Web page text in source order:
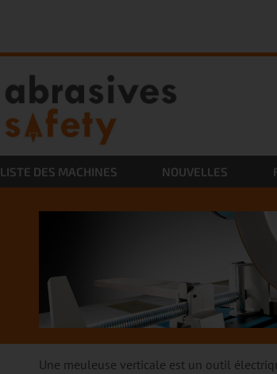
LISTE DES MACHINES NOUVELLES
Une meuleuse verticale est un outil